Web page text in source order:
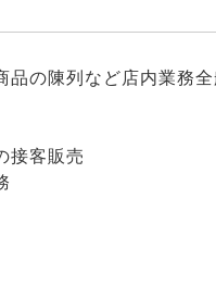
の陳列など店内業務全
接客販売